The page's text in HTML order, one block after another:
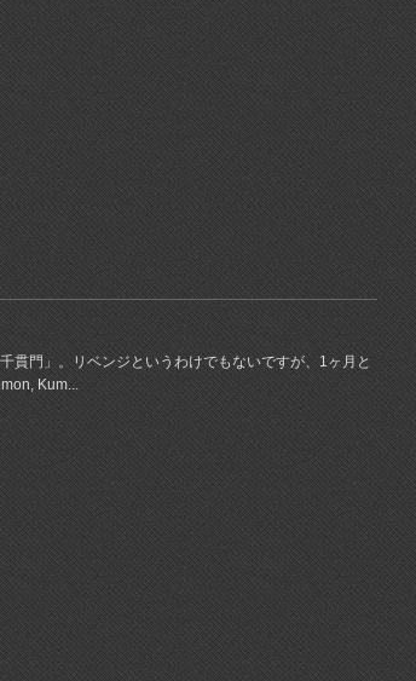
貫門」。リベンジというわけでもないですが、1ヶ月と
Kum...